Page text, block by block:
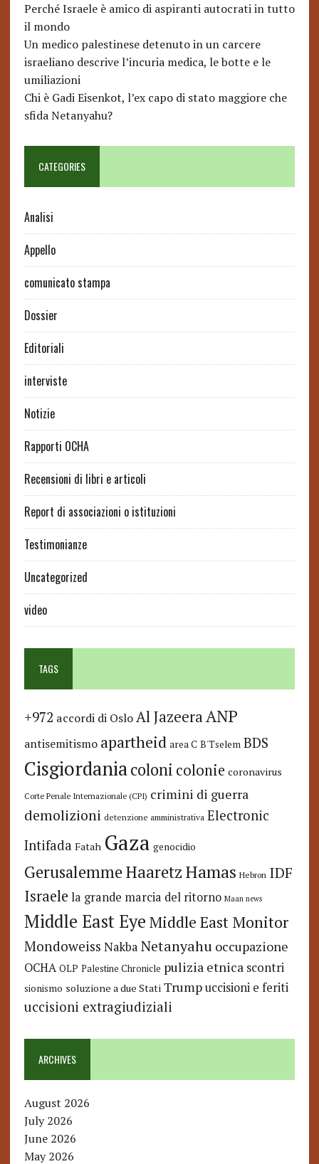
Perché Israele è amico di aspiranti autocrati in tutto
il mondo
Un medico palestinese detenuto in un carcere
israeliano descrive l’incuria medica, le botte e le
umiliazioni
Chi è Gadi Eisenkot, l’ex capo di stato maggiore che
sfida Netanyahu?
CATEGORIES
Analisi
Appello
comunicato stampa
Dossier
Editoriali
interviste
Notizie
Rapporti OCHA
Recensioni di libri e articoli
Report di associazioni o istituzioni
Testimonianze
Uncategorized
video
TAGS
+972 accordi di Oslo Al JazeeraANP
antisemitismo apartheid area C B'Tselem BDS
Cisgiordaniacoloni colonie coronavirus
Corte Penale Internazionale (CPI) crimini di guerra
demolizioni detenzione amministrativa Electronic
Intifada Fatah Gaza genocidio
GerusalemmeHaaretzHamas Hebron IDF
Israele la grande marcia del ritorno Maan news
Middle East Eye Middle East Monitor
Mondoweiss Nakba Netanyahu occupazione
OCHA OLP Palestine Chronicle pulizia etnica scontri
sionismo soluzione a due Stati Trump uccisioni e feriti
uccisioni extragiudiziali
ARCHIVES
August 2026
July 2026
June 2026
May 2026